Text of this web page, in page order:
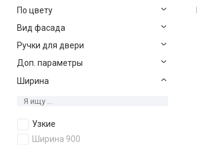
По цвету
Вид фасада
Ручки для двери
Доп. параметры
Ширина
Узкие
Ширина 900